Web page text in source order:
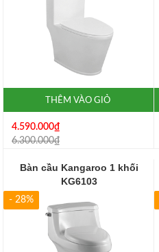
THÊM VÀO GIỎ
4.590.000₫
6.300.000₫
Bàn cầu Kangaroo 1 khối
KG6103
- 28%